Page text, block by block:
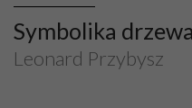
Symbolika drzewa
Leonard Przybysz